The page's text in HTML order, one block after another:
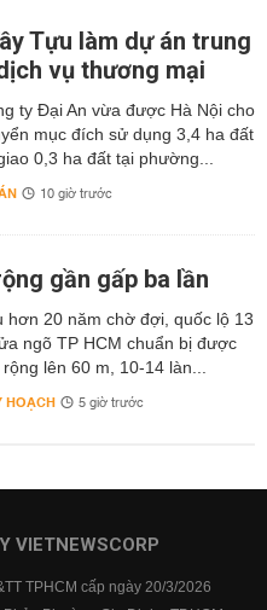
Tựu làm dự án trung
vụ thương mại
ty Đại An vừa được Hà Nội cho
mục đích sử dụng 3,4 ha đất
0,3 ha đất tại phường...
10 giờ trước
gần gấp ba lần
hơn 20 năm chờ đợi, quốc lộ 13
ngõ TP HCM chuẩn bị được
lên 60 m, 10-14 làn...
HOẠCH 5 giờ trước
VIETNEWSCORP
TPHCM cấp ngày 20/3/2026